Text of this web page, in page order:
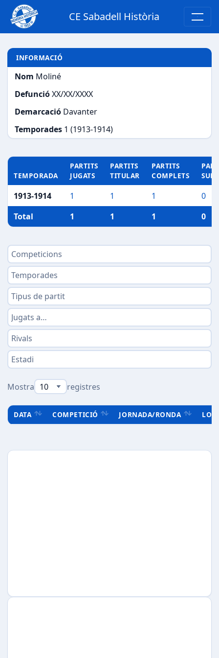
CE Sabadell Història
INFORMACIÓ
Nom Moliné
DefuncióXX/XX/XXXX
Demarcació Davanter
Temporades 1 (1913-1914)
TEMPORADA
PARTITS
JUGATS
PARTITS
TITULAR
PARTITS
COMPLETS
1913-1914 1 1 1
0
Total
1 1 1 0
Mostra registres
DATA COMPETICIÓ JORNADA/RONDA